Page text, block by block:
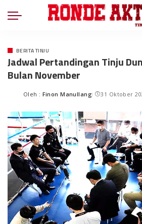
BERITA TINJU
Jadwal Pertandingan Tinju
Bulan November
Oleh : Finon Manullang 31 Oktober